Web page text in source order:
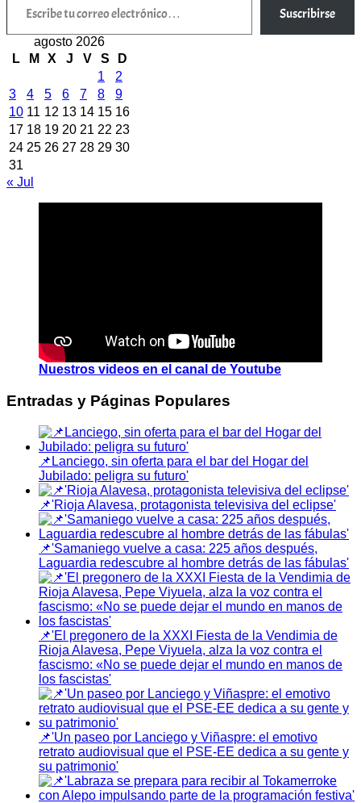
Suscribirse
agosto 2026
L
M X J V S
D
1
2
3
4 5 6 7 8
9
10 11 12 13 14 15 16
17 18 19 20 21 22 23
24 25 26 27 28 29 30
31
« Jul
Nuestros videos en el canal de Youtube
Entradas y Páginas Populares
📌Lanciego, sin oferta para el bar del Hogar del
Jubilado: peligra su futuro'
📌'Rioja Alavesa, protagonista televisiva del eclipse'
📌'Samaniego vuelve a casa: 225 años después,
Laguardia redescubre al hombre detrás de las fábulas'
📌'El pregonero de la XXXI Fiesta de la Vendimia de
Rioja Alavesa, Pepe Viyuela, alza la voz contra el
fascismo: «No se puede dejar el mundo en manos de
los fascistas'
📌'Un paseo por Lanciego y Viñaspre: el emotivo
retrato audiovisual que el PSE-EE dedica a su gente y
su patrimonio'